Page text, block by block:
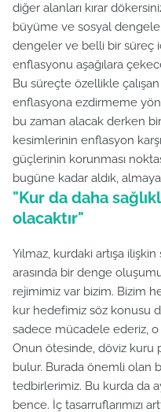
diğer alanları kırar
büyüme ve sosyal
dengeler ve belli bir süreç
enflasyonu aşağılara
Bu süreçte özellikle
enflasyona ezdirmeme
bu zaman alacak derken
kesimlerinin enflasyon
güçlerinin korunması
bugüne kadar aldık,
"Kur da daha
olacaktır"
Yılmaz, kurdaki artışa
arasında bir denge
rejimimiz var bizim. Bizim
kur hedefimiz söz konusu
sadece mücadele ederiz, o
Onun ötesinde, döviz kuru
bulur. Burada önemli olan
tedbirlerimiz. Bu kurda da
bence. İç tasarruflarımızı